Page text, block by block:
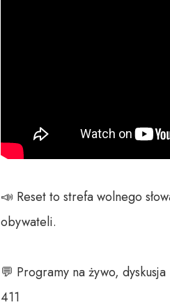
📣 Reset to strefa wolnego
obywateli.
💬 Programy na żywo,
411